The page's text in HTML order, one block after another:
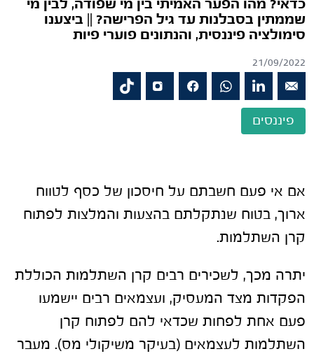
כדאי? מהו הפער האמיתי בין מי שפודה, לבין מי
שממתין בסבלנות עד גיל הפרישה? || ביצענו
סימולציה פיננסית, והנתונים פוערי פיות
21/09/2022
פיננסים
אם אי פעם חשבתם על חיסכון של כסף לטווח
ארוך, בטוח שנתקלתם בהצעות והמלצות לפתוח
קרן השתלמות.
יתרה מכך, לשכירים רבים קרן השתלמות הכוללת
הפקדות מצד המעסיק, ועצמאים רבים יישמעו
פעם אחת לפחות שכדאי להם לפתוח קרן
השתלמות לעצמאים (בעיקר משיקולי מס). מעבר